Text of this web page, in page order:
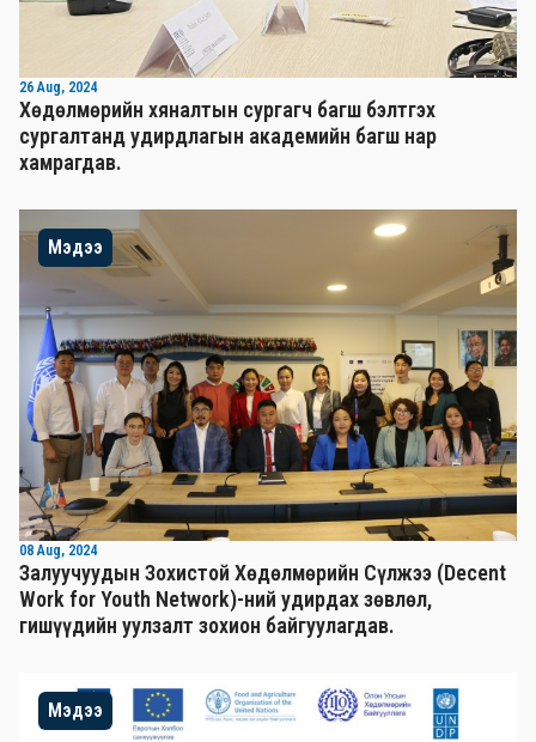
26 Aug, 2024
Хөдөлмөрийн хяналтын сургагч багш бэлтгэх
сургалтанд удирдлагын академийн багш нар
хамрагдав.
Мэдээ
08 Aug, 2024
Залуучуудын Зохистой Хөдөлмөрийн Сүлжээ (Decent
Work for Youth Network)-ний удирдах зөвлөл,
гишүүдийн уулзалт зохион байгуулагдав.
Мэдээ